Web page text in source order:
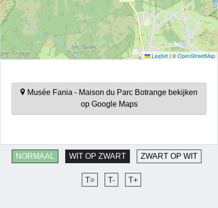
Leaflet | ©OpenStreetMap
Musée Fania - Maison du Parc Botrange bekijken
op Google Maps
NORMAAL WIT OP ZWART ZWART OP WIT
T= T- T+